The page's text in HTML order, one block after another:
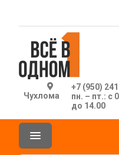
Чухлома
+7 (950)
пн. – пт.: с
до 14.00